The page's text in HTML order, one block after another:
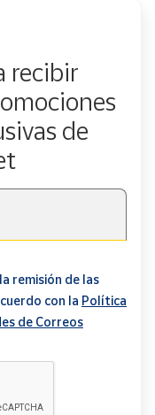
recibir
de
remisión de las
con la Política
de Correos